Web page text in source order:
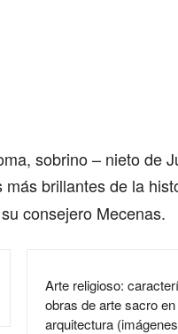
sobrino – nieto de
brillantes de la
consejero Mecenas.
Arte religioso:
obras de arte sacro
arquitectura